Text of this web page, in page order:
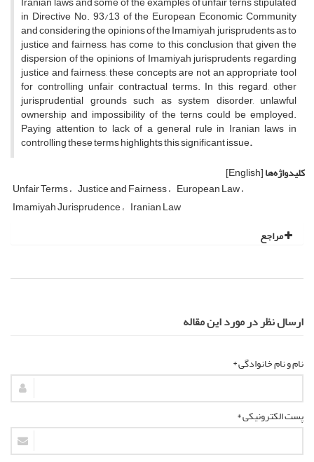
in Directive No. 93/13 of the European Economic Community
and considering the opinions of the Imamiyah jurisprudents as to
justice and fairness, has come to this conclusion that given the
dispersion of the opinions of Imamiyah jurisprudents regarding
justice and fairness, these concepts are not an appropriate tool
for controlling unfair contractual terms. In this regard, other
jurisprudential grounds such as system disorder, unlawful
ownership and impossibility of the terns could be employed.
Paying attention to lack of a general rule in Iranian laws in
controlling these terms highlights this significant issue.
کلیدواژه‌ها[English]
Unfair Terms Justice and Fairness European Law
Imamiyah Jurisprudence Iranian Law
مراجع
ارسال نظر در مورد این مقاله
نام و نام خانوادگی *
پست الکترونیکی *